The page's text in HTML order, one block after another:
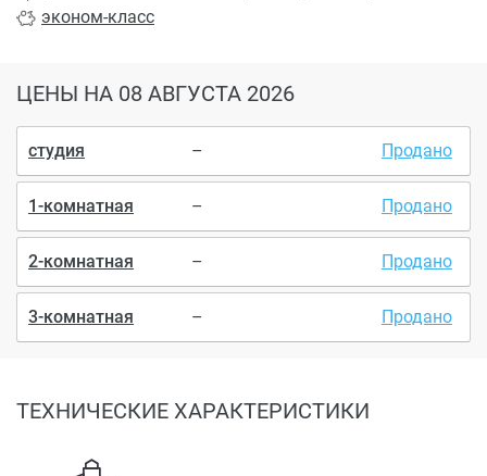
эконом-класс
ЦЕНЫ НА 08 АВГУСТА 2026
студия – Продано
1-комнатная – Продано
2-комнатная – Продано
3-комнатная – Продано
ТЕХНИЧЕСКИЕ ХАРАКТЕРИСТИКИ